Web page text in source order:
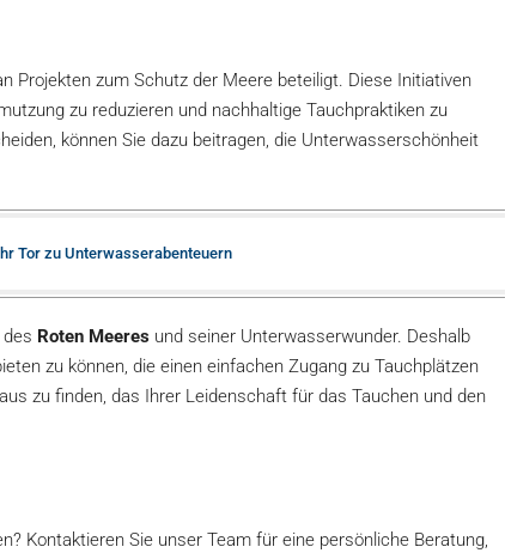
Projekten zum Schutz der Meere beteiligt. Diese Initiativen
zu reduzieren und nachhaltige Tauchpraktiken zu
können Sie dazu beitragen, die Unterwasserschönheit
Tor zu Unterwasserabenteuern
Roten Meeres und seiner Unterwasserwunder. Deshalb
zu können, die einen einfachen Zugang zu Tauchplätzen
zu finden, das Ihrer Leidenschaft für das Tauchen und den
Kontaktieren Sie unser Team für eine persönliche Beratung,